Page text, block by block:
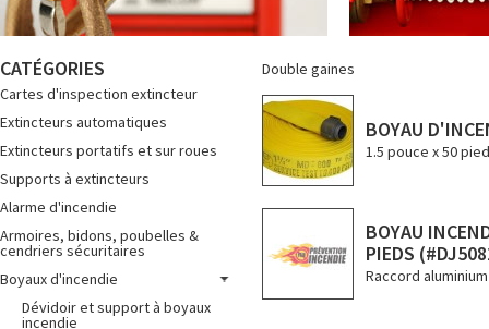
CATÉGORIES
Cartes d'inspection extincteur
Extincteurs automatiques
Extincteurs portatifs et sur roues
Supports à extincteurs
Alarme d'incendie
Armoires, bidons, poubelles &
cendriers sécuritaires
Boyaux d'incendie
Dévidoir et support à boyaux
incendie
Double gaines
BOYAU
1.5 pouce x 50
BOYAU
PIEDS
Raccord